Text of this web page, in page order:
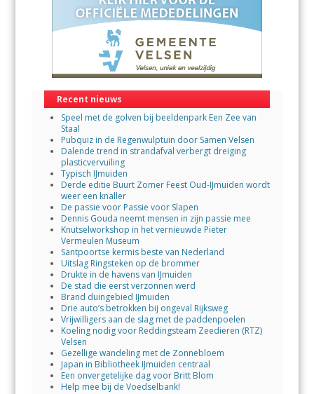
Recent nieuws
Speel met de golven bij beeldenpark Een Zee van
Staal
Pubquiz in de Regenwulptuin door Samen Velsen
Dalende trend in strandafval verbergt dreiging
plasticvervuiling
Typisch IJmuiden
Derde editie Buurt Zomer Feest Oud-IJmuiden wordt
weer een knaller
De passie voor Passie voor Slapen
Dennis Gouda neemt mensen in zijn passie mee
Knutselworkshop in het vernieuwde Pieter
Vermeulen Museum
Santpoortse kermis beste van Nederland
Uitslag Ringsteken op de brommer
Drukte in de havens van IJmuiden
De stad die eerst verzonnen werd
Brand duingebied IJmuiden
Drie auto’s betrokken bij ongeval Rijksweg
Vrijwilligers aan de slag met de paddenpoelen
Koeling nodig voor Reddingsteam Zeedieren (RTZ)
Velsen
Gezellige wandeling met de Zonnebloem
Japan in Bibliotheek IJmuiden centraal
Een onvergetelijke dag voor Britt Blom
Help mee bij de Voedselbank!